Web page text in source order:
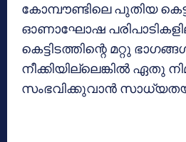
കോമ്പൗണ്ടിലെ പുതിയ
ഓണാഘോഷ
കെട്ടിടത്തിന്റെ മറ്റു
നീക്കിയില്ലെങ്കില്‍ ഏതു
സംഭവിക്കുവാന്‍